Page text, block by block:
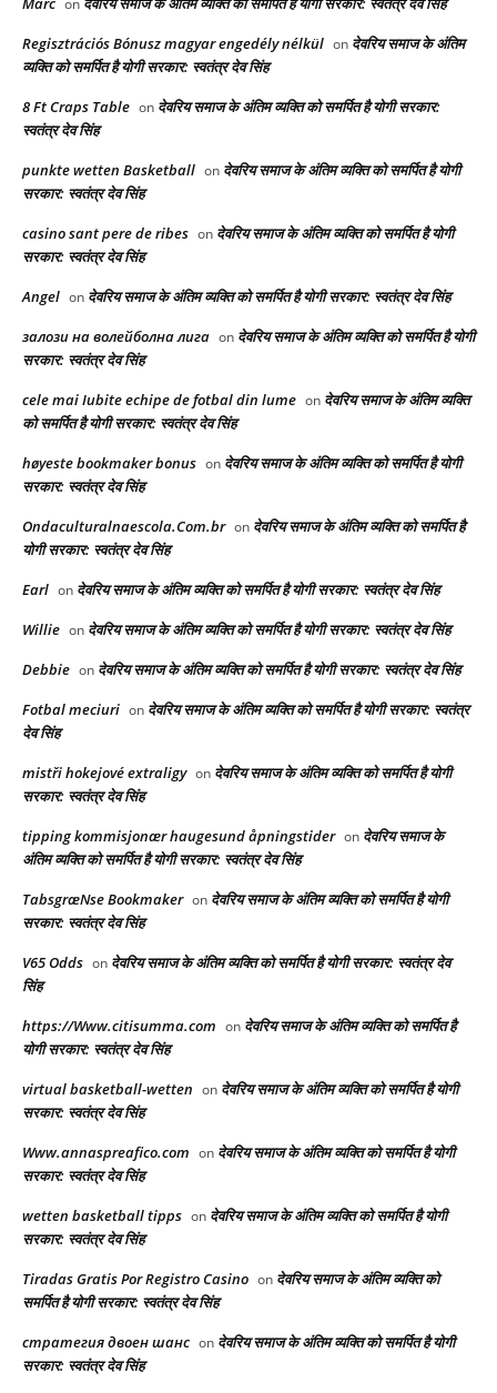
Regisztrációs Bónusz magyar engedély nélkül on देवरिय समाज के अंतिम
व्यक्ति को समर्पित है योगी सरकार: स्वतंत्र देव सिंह
8 Ft Craps Table on देवरिय समाज के अंतिम व्यक्ति को समर्पित है योगी सरकार:
स्वतंत्र देव सिंह
punkte wetten Basketball on देवरिय समाज के अंतिम व्यक्ति को समर्पित है योगी
सरकार: स्वतंत्र देव सिंह
casino sant pere de ribes on देवरिय समाज के अंतिम व्यक्ति को समर्पित है योगी
सरकार: स्वतंत्र देव सिंह
Angel on देवरिय समाज के अंतिम व्यक्ति को समर्पित है योगी सरकार: स्वतंत्र देव सिंह
залози на волейболна лига on देवरिय समाज के अंतिम व्यक्ति को समर्पित है योगी
सरकार: स्वतंत्र देव सिंह
cele mai Iubite echipe de fotbal din lume on देवरिय समाज के अंतिम व्यक्ति
को समर्पित है योगी सरकार: स्वतंत्र देव सिंह
høyeste bookmaker bonus on देवरिय समाज के अंतिम व्यक्ति को समर्पित है योगी
सरकार: स्वतंत्र देव सिंह
Ondaculturalnaescola.Com.br on देवरिय समाज के अंतिम व्यक्ति को समर्पित है
योगी सरकार: स्वतंत्र देव सिंह
Earl on देवरिय समाज के अंतिम व्यक्ति को समर्पित है योगी सरकार: स्वतंत्र देव सिंह
Willie on देवरिय समाज के अंतिम व्यक्ति को समर्पित है योगी सरकार: स्वतंत्र देव सिंह
Debbie on देवरिय समाज के अंतिम व्यक्ति को समर्पित है योगी सरकार: स्वतंत्र देव सिंह
Fotbal meciuri on देवरिय समाज के अंतिम व्यक्ति को समर्पित है योगी सरकार: स्वतंत्र
देव सिंह
mistři hokejové extraligy on देवरिय समाज के अंतिम व्यक्ति को समर्पित है योगी
सरकार: स्वतंत्र देव सिंह
tipping kommisjonær haugesund åpningstider on देवरिय समाज के
अंतिम व्यक्ति को समर्पित है योगी सरकार: स्वतंत्र देव सिंह
TabsgræNse Bookmaker on देवरिय समाज के अंतिम व्यक्ति को समर्पित है योगी
सरकार: स्वतंत्र देव सिंह
V65 Odds on देवरिय समाज के अंतिम व्यक्ति को समर्पित है योगी सरकार: स्वतंत्र देव
सिंह
https://Www.citisumma.com on देवरिय समाज के अंतिम व्यक्ति को समर्पित है
योगी सरकार: स्वतंत्र देव सिंह
virtual basketball-wetten on देवरिय समाज के अंतिम व्यक्ति को समर्पित है योगी
सरकार: स्वतंत्र देव सिंह
Www.annaspreafico.com on देवरिय समाज के अंतिम व्यक्ति को समर्पित है योगी
सरकार: स्वतंत्र देव सिंह
wetten basketball tipps on देवरिय समाज के अंतिम व्यक्ति को समर्पित है योगी
सरकार: स्वतंत्र देव सिंह
Tiradas Gratis Por Registro Casino on देवरिय समाज के अंतिम व्यक्ति को
समर्पित है योगी सरकार: स्वतंत्र देव सिंह
стратегия двоен шанс on देवरिय समाज के अंतिम व्यक्ति को समर्पित है योगी
सरकार: स्वतंत्र देव सिंह